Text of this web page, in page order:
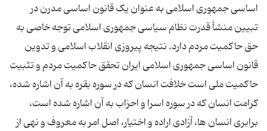
اساسی جمهوری اسلامی به عنوان یک قانون اساسی مدرن در
تبیین منشأ قدرت نظام سیاسی جمهوری اسلامی توجه خاصی به
حق حاکمیت مردم دارد. نتیجه پیروزی انقلاب اسلامی و تدوین
قانون اساسی جمهوری اسلامی ایران تحقق حاکمیت مردم و تثبیت
حاکمیت ملی است خلافت انسان که در سوره بقره به آن اشاره شده،
کرامت انسان که در سوره اسرا و احزاب به آن اشاره شده است،
برابری انسان ها، آزادی اراده و اختیار، اصل امر به معروف و نهی از